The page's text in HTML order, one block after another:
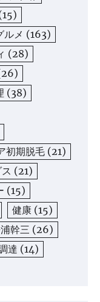
ルメ (163)
(28)
(38)
初期脱毛 (21)
(21)
(15)
健康 (15)
幹三 (26)
達 (14)